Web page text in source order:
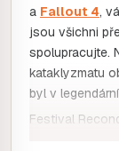
a Fallout 4,
jsou všichni
spolupracujte.
kataklyzmatu
byl v
Festival